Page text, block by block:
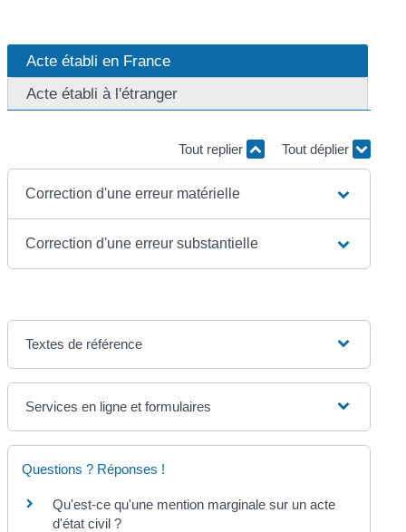
Acte établi en France
Acte établi à l'étranger
Tout replier Tout déplier
Correction d'une erreur matérielle
Correction d'une erreur substantielle
Textes de référence
Services en ligne et formulaires
Questions ? Réponses !
Qu'est-ce qu'une mention marginale sur un acte
d'état civil ?